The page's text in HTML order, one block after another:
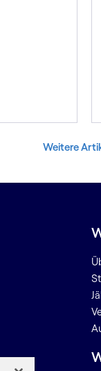
Weitere